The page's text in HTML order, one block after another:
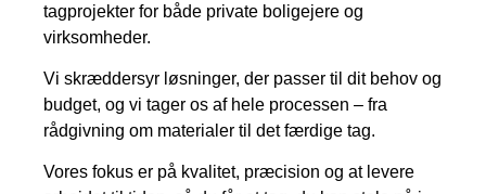
tagprojekter for både private boligejere og
virksomheder.
Vi skræddersyr løsninger, der passer til dit behov og
budget, og vi tager os af hele processen – fra
rådgivning om materialer til det færdige tag.
Vores fokus er på kvalitet, præcision og at levere